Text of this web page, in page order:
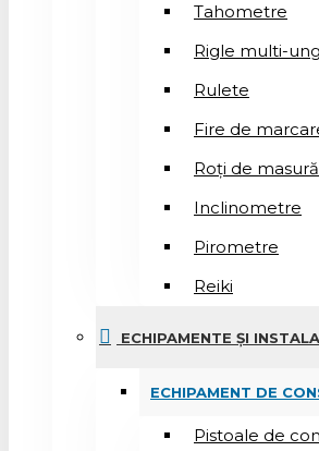
Tahometre
Rigle multi-
Rulete
Fire de
Roți de masură
Inclinometre
Pirometre
Reiki
ECHIPAMENTE ȘI
ECHIPAMENT DE
Pistoale de